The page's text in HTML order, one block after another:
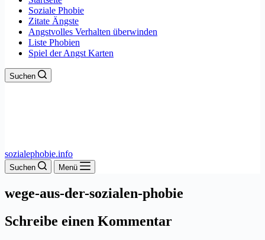
Soziale Phobie
Zitate Ängste
Angstvolles Verhalten überwinden
Liste Phobien
Spiel der Angst Karten
Suchen
sozialephobie.info
Suchen Menü
wege-aus-der-sozialen-phobie
Schreibe einen Kommentar